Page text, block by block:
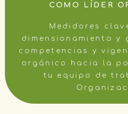
COMO LÍDER
Medidores
dimensionamiento y
competencias y
orgánico hacia la
tu equipo de